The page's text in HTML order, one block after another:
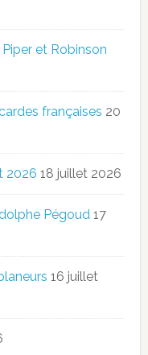
et Robinson
françaises 20
2026 18 juillet 2026
Pégoud 17
16 juillet